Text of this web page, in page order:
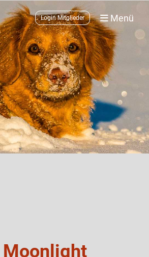
Login Mitglieder Menü
Moonlight